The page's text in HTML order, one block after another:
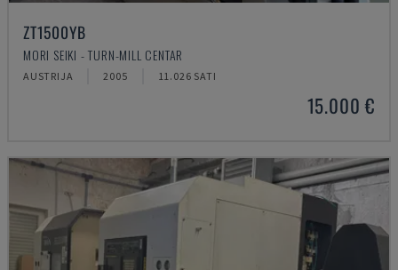
ZT1500YB
MORI SEIKI - TURN-MILL CENTAR
AUSTRIJA 2005 11.026 SATI
15.000 €